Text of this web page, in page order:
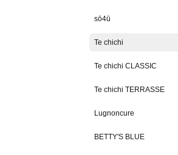
sō4ū
Te chichi
Te chichi CLASSIC
Te chichi TERRASSE
Lugnoncure
BETTY'S BLUE